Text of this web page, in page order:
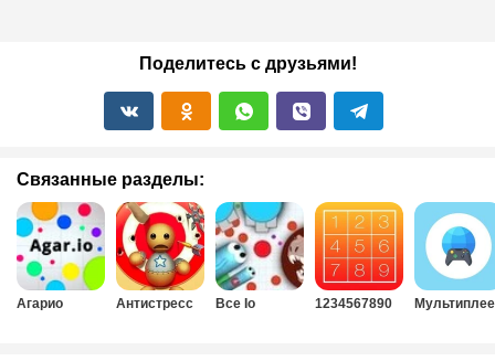
Поделитесь с друзьями!
Связанные разделы:
Агарио Антистресс Все Io 1234567890